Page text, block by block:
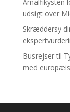
udsigt over
Skræddersy
Busrejser til
med